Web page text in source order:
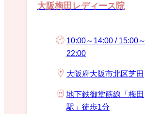
大阪梅田レディース院
10:00～14:00 / 15:00～
22:00
大阪府大阪市北区芝田
地下鉄御堂筋線「梅田
駅」徒歩1分